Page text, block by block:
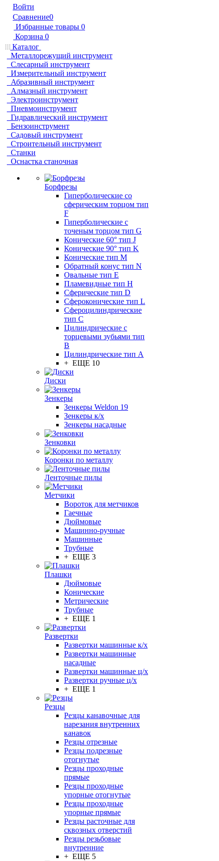
Войти
Сравнение0
Избранные товары 0
Корзина 0
Каталог
Металлорежущий инструмент
Слесарный инструмент
Измерительный инструмент
Абразивный инструмент
Алмазный инструмент
Электроинструмент
Пневмоинструмент
Гидравлический инструмент
Бензоинструмент
Садовый инструмент
Строительный инструмент
Станки
Оснастка станочная
Борфрезы
Гиперболические cо
сферическим торцом тип
F
Гиперболические с
точеным торцом тип G
Конические 60° тип J
Конические 90° тип K
Конические тип M
Обратный конус тип N
Овальные тип E
Пламевидные тип H
Сферические тип D
Сфероконические тип L
Сфероцилиндрические
тип C
Цилиндрические с
торцевыми зубьями тип
B
Цилиндрические тип А
+ ЕЩЕ 10
Диски
Зенкеры
Зенкеры Weldon 19
Зенкеры к/х
Зенкеры насадные
Зенковки
Коронки по металлу
Ленточные пилы
Метчики
Вороток для метчиков
Гаечные
Дюймовые
Машинно-ручные
Машинные
Трубные
+ ЕЩЕ 3
Плашки
Дюймовые
Конические
Метрические
Трубные
+ ЕЩЕ 1
Развертки
Развертки машинные к/х
Развертки машинные
насадные
Развертки машинные ц/х
Развертки ручные ц/х
+ ЕЩЕ 1
Резцы
Резцы канавочные для
нарезания внутренних
канавок
Резцы отрезные
Резцы подрезные
отогнутые
Резцы проходные
прямые
Резцы проходные
упорные отогнутые
Резцы проходные
упорные прямые
Резцы расточные для
сквозных отверстий
Резцы резьбовые
внутренние
+ ЕЩЕ 5